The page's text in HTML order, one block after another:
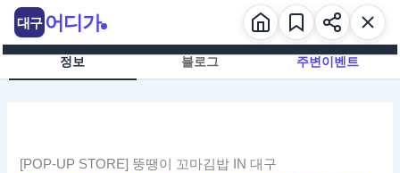
츠
정보 블로그 주변이벤트
[POP-UP STORE] 뚱땡이 꼬마김밥 IN 대구
대구 어디가